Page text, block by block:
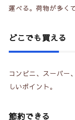
運べる。荷物が多く
どこでも買える
コンビニ、スーパー
しいポイント。
節約できる